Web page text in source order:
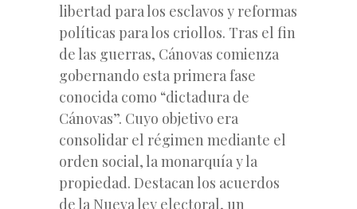
libertad para los esclavos y reformas
políticas para los criollos. Tras el fin
de las guerras, Cánovas comienza
gobernando esta primera fase
conocida como “dictadura de
Cánovas”. Cuyo objetivo era
consolidar el régimen mediante el
orden social, la monarquía y la
propiedad. Destacan los acuerdos
de la Nueva ley electoral, un